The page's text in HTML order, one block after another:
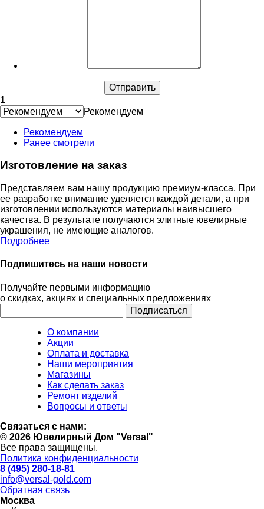
1
Рекомендуем
Рекомендуем
Ранее смотрели
Изготовление на заказ
Представляем вам нашу продукцию премиум-класса. При
ее разработке внимание уделяется каждой детали, а при
изготовлении используются материалы наивысшего
качества. В результате получаются элитные ювелирные
украшения, не имеющие аналогов.
Подробнее
Подпишитесь на наши новости
Получайте первыми информацию
о скидках, акциях и специальных предложениях
О компании
Акции
Оплата и доставка
Наши мероприятия
Магазины
Как сделать заказ
Ремонт изделий
Вопросы и ответы
Связаться с нами:
© 2026 Ювелирный Дом "Versal"
Все права защищены.
Политика конфиденциальности
8 (495) 280-18-81
info@versal-gold.com
Обратная связь
Москва